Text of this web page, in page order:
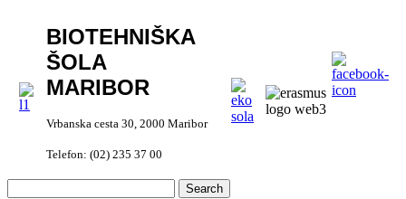
BIOTEHNIŠKA
ŠOLA
MARIBOR
Vrbanska cesta 30, 2000 Maribor
Telefon: (02) 235 37 00